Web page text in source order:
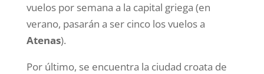
vuelos por semana a la capital griega (en
verano, pasarán a ser cinco los vuelos a
Atenas).
Por último, se encuentra la ciudad croata de